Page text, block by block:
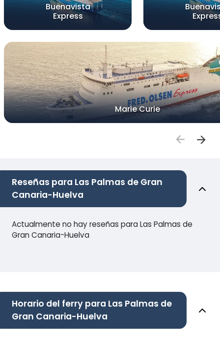
Buenavista
Express
Marie Curie
Reseñas para Las Palmas de Gran
Canaria-Huelva
Actualmente no hay reseñas para Las Palmas de
Gran Canaria-Huelva
Horario del ferry para Las Palmas de
Gran Canaria-Huelva